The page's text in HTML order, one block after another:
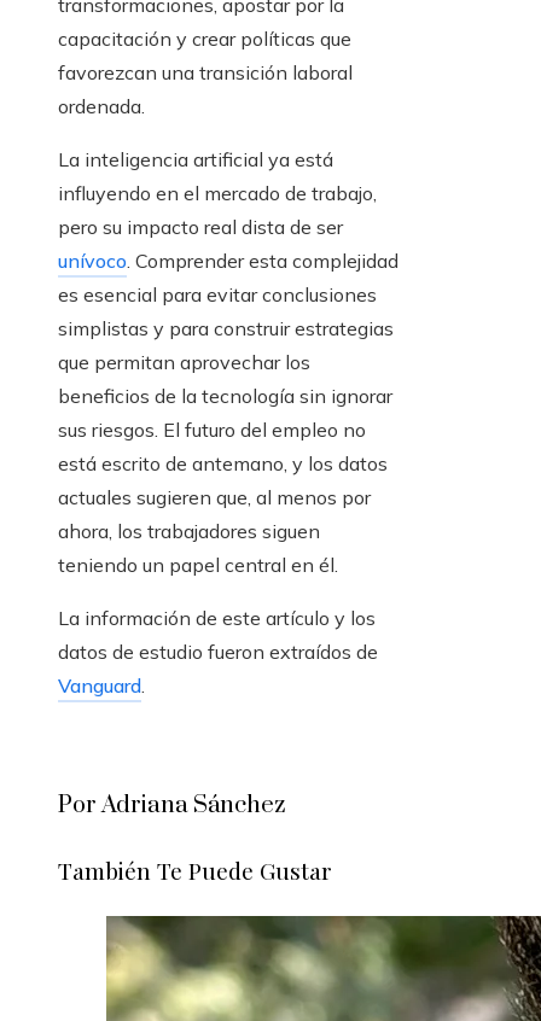
transformaciones, apostar por la
capacitación y crear políticas que
favorezcan una transición laboral
ordenada.
La inteligencia artificial ya está
influyendo en el mercado de trabajo,
pero su impacto real dista de ser
unívoco. Comprender esta complejidad
es esencial para evitar conclusiones
simplistas y para construir estrategias
que permitan aprovechar los
beneficios de la tecnología sin ignorar
sus riesgos. El futuro del empleo no
está escrito de antemano, y los datos
actuales sugieren que, al menos por
ahora, los trabajadores siguen
teniendo un papel central en él.
La información de este artículo y los
datos de estudio fueron extraídos de
Vanguard.
Por Adriana Sánchez
También Te Puede Gustar